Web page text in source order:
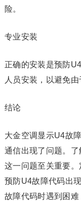
险。
专业安装
正确的安装是预防
人员安装，以避免
结论
大金空调显示U4故
通信出现了问题。
这一问题至关重要
预防U4故障代码出
故障代码时遇到困